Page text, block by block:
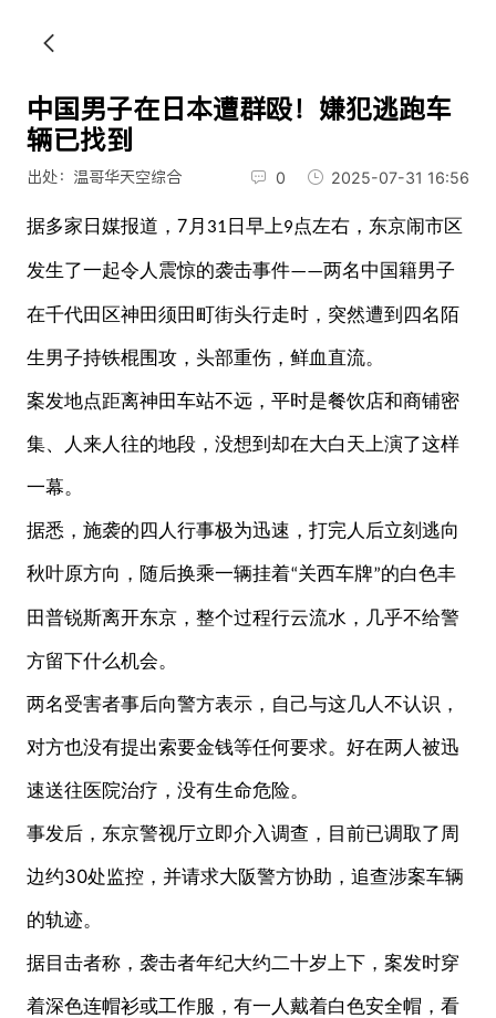
中国男子在日本遭群殴！嫌犯逃跑车
辆已找到
出处：温哥华天空综合 0 2025-07-31 16:56
据多家日媒报道， 7 月 31 日早上9点左右，东京闹市区
发生了一起令人震惊的袭击事件——两名中国籍男子
在千代田区神田须田町街头行走时，突然遭到四名陌
生男子持铁棍围攻，头部重伤，鲜血直流。
案发地点距离神田车站不远，平时是餐饮店和商铺密
集、人来人往的地段，没想到却在大白天上演了这样
一幕。
据悉 ，施袭的四人行事极为迅速，打完人后立刻逃向
秋叶原方向，随后换乘一辆挂着“关西车牌”的白色丰
田普锐斯离开东京，整个过程行云流水，几乎不给警
方留下什么机会。
两名受害者事后向警方表示，自己与这几人不认识，
对方也没有提出索要金钱等任何要求。 好在两人被迅
速送往医院治疗，没有生命危险。
事发后，东京警视厅立即介入调查，目前已调取了周
边约30处监控，并请求大阪警方协助，追查涉案车辆
的轨迹。
据目击者称，袭击者年纪大约二十岁上下，案发时穿
着深色连帽衫或工作服，有一人戴着白色安全帽，看